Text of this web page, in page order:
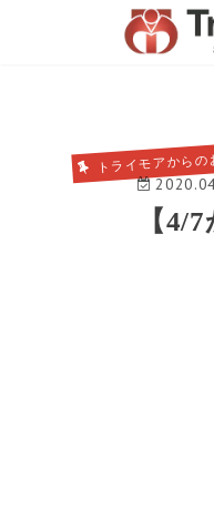
トライモアからの
【4/